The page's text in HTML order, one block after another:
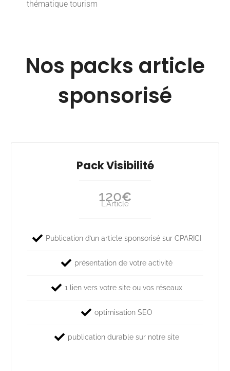
thématique tourism
Nos packs article
sponsorisé
Pack Visibilité
120€
L'Article
Publication d’un article sponsorisé sur CPARICI
présentation de votre activité
1 lien vers votre site ou vos réseaux
optimisation SEO
publication durable sur notre site